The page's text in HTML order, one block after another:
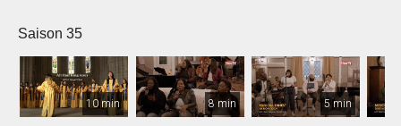
Saison 35
10 min 8 min 5 min